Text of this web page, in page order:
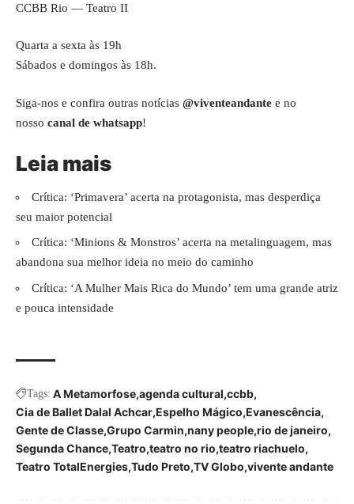
CCBB Rio — Teatro II
Quarta a sexta às 19h
Sábados e domingos às 18h.
Siga-nos e confira outras notícias @viventeandante e no
nosso canal de whatsapp!
Leia mais
Crítica: ‘Primavera’ acerta na protagonista, mas desperdiça
seu maior potencial
Crítica: ‘Minions & Monstros’ acerta na metalinguagem, mas
abandona sua melhor ideia no meio do caminho
Crítica: ‘A Mulher Mais Rica do Mundo’ tem uma grande atriz
e pouca intensidade
Tags: A Metamorfose agenda cultural ccbb
Cia de Ballet Dalal Achcar Espelho Mágico Evanescência
Gente de Classe Grupo Carmin nany people rio de janeiro
Segunda Chance Teatro teatro no rio teatro riachuelo
Teatro TotalEnergies Tudo Preto TV Globo vivente andante